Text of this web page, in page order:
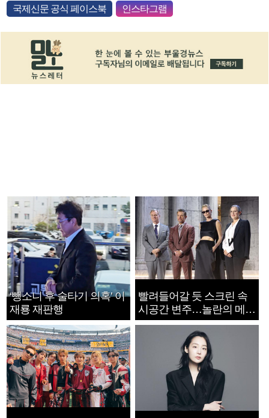
국제신문 공식 페이스북 인스타그램
‘뺑소니 후 술타기 의혹’ 이
재룡 재판행
빨려들어갈 듯 스크린 속
시공간 변주…놀란의 메시
지는 ‘전쟁 속죄’